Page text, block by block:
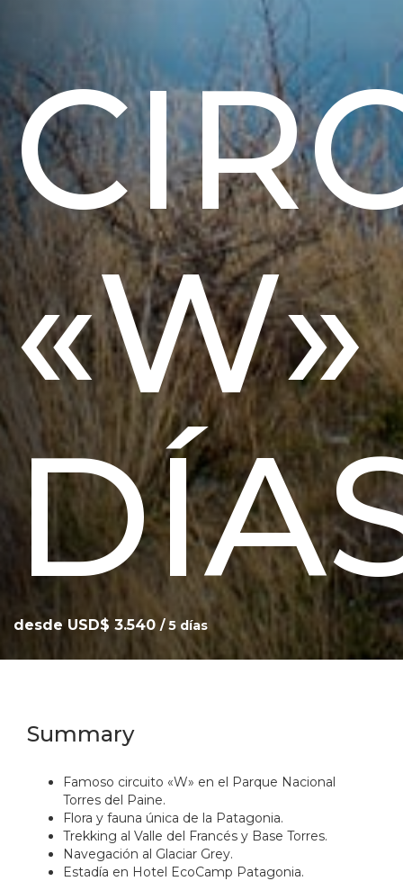
desde USD$ 3.540 / 5 días
Summary
Famoso circuito «W» en el Parque Nacional
Torres del Paine.
Flora y fauna única de la Patagonia.
Trekking al Valle del Francés y Base Torres.
Navegación al Glaciar Grey.
Estadía en Hotel EcoCamp Patagonia.